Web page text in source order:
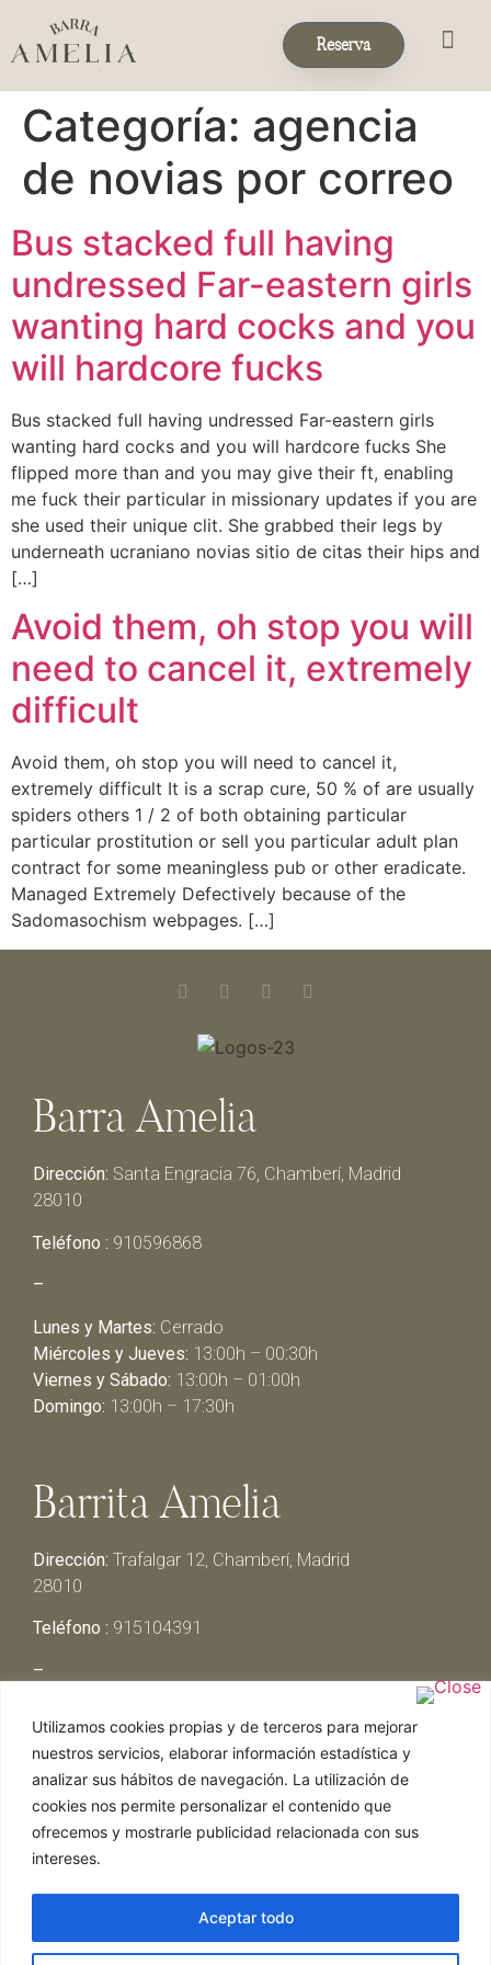
Utilizamos cookies propias y de terceros para mejorar
nuestros servicios, elaborar información estadística y
analizar sus hábitos de navegación. La utilización de
cookies nos permite personalizar el contenido que
ofrecemos y mostrarle publicidad relacionada con sus
intereses.
Aceptar todo
Reserva
Categoría: agencia
de novias por correo
Bus stacked full having
undressed Far-eastern girls
wanting hard cocks and you
will hardcore fucks
Bus stacked full having undressed Far-eastern girls
wanting hard cocks and you will hardcore fucks She
flipped more than and you may give their ft, enabling
me fuck their particular in missionary updates if you are
she used their unique clit. She grabbed their legs by
underneath ucraniano novias sitio de citas their hips and
[…]
Avoid them, oh stop you will
need to cancel it, extremely
difficult
Avoid them, oh stop you will need to cancel it,
extremely difficult It is a scrap cure, 50 % of are usually
spiders others 1 / 2 of both obtaining particular
particular prostitution or sell you particular adult plan
contract for some meaningless pub or other eradicate.
Managed Extremely Defectively because of the
Sadomasochism webpages. […]
Barra Amelia
Dirección: Santa Engracia 76, Chamberí, Madrid
28010
Teléfono : 910596868
–
Lunes y Martes: Cerrado
Miércoles y Jueves: 13:00h – 00:30h
Viernes y Sábado: 13:00h – 01:00h
Domingo: 13:00h – 17:30h
Barrita Amelia
Dirección: Trafalgar 12, Chamberí, Madrid
28010
Teléfono : 915104391
–
Miércoles y Jueves:13:00h – 00:30h
Viernes y Sábado: 13:00h – 01:00h
Domingo:13:00h – 17:30h
Web realizada por Chef Ejecutivo,Asesoría de